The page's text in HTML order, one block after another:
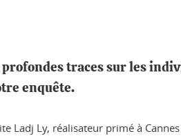
traces sur les
enquête.
Ladj Ly, réalisateur primé à